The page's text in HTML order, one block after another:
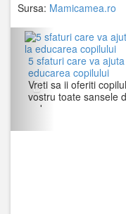
Sursa: Mamicamea.ro
5 sfaturi care va
educarea copilului
Vreti sa ii oferiti
vostru toate sansele
a deve...
Previous